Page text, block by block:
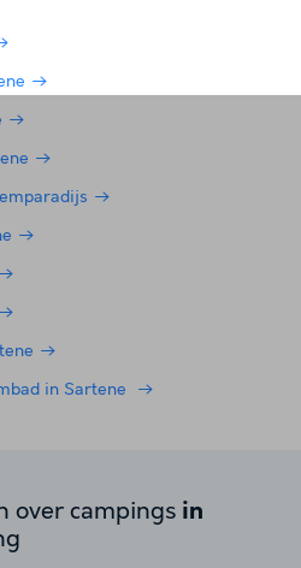
in Sartene
over campings in